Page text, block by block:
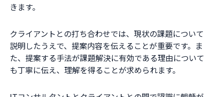
きます。
クライアントとの打ち合わせでは、現状の課題について
説明したうえで、提案内容を伝えることが重要です。ま
た、提案する手法が課題解決に有効である理由について
も丁寧に伝え、理解を得ることが求められます。